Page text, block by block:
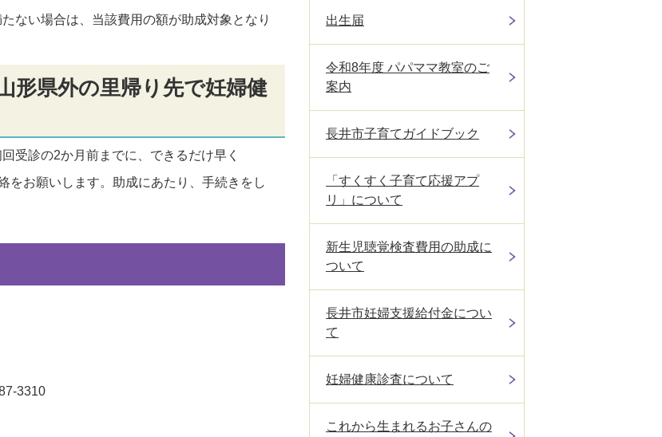
ない場合は、当該費用の額が助成対象となり
形県外の里帰り先で妊婦健
受診の2か月前までに、できるだけ早く
をお願いします。助成にあたり、手続きをし
3310
出生届
令和8年度 パパママ教室のご
案内
長井市子育てガイドブック
「すくすく子育て応援アプ
リ」について
新生児聴覚検査費用の助成に
ついて
長井市妊婦支援給付金につい
て
妊婦健康診査について
これから生まれるお子さんの